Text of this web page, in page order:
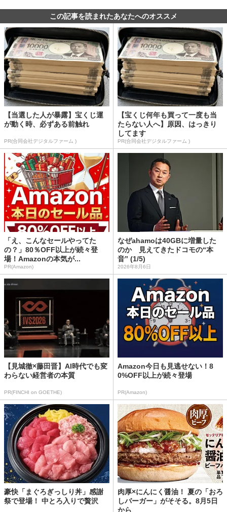
この記事を読まれたあなたへのオススメ
【当選した人が暴露】宝くじ運
が動く時、必ずある前触れ
PR(合同会社デジタルファーム )
【宝くじ何年も買って一度も当
たらない人へ】原因、はっきり
してます
PR(合同会社デジタルファーム )
「え、こんなセールやってた
の？」80％OFF以上が続々登
場！Amazonの本気が...
PR(Amazon)
なぜahamoは40GBに増量した
のか 見えてきたドコモの“本
音” (1/5)
2026年8月6日
【見城徹×藤田晋】AI時代でも変
わらない経営者の本質
PR(FINCHI on GOETHE)
Amazon今日も見逃せない！8
0%OFF以上が続々登場
PR(Amazon)
豪快「まぐろぎっしり丼」感謝
祭で登場！ 中とろ入りで贅沢
肉厚×にんにく醤油！ 夏の「おろ
しバーガー」がそそる。8月5日
から